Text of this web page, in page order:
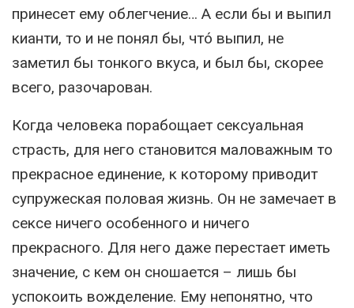
принесет ему облегчение… А если бы и выпил
кианти, то и не понял бы, чтó выпил, не
заметил бы тонкого вкуса, и был бы, скорее
всего, разочарован.
Когда человека порабощает сексуальная
страсть, для него становится маловажным то
прекрасное единение, к которому приводит
супружеская половая жизнь. Он не замечает в
сексе ничего особенного и ничего
прекрасного. Для него даже перестает иметь
значение, с кем он сношается – лишь бы
успокоить вожделение. Ему непонятно, что